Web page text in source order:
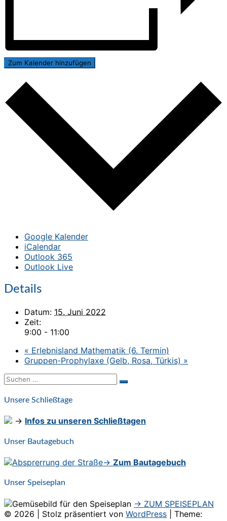
Zum Kalender hinzufügen
Google Kalender
iCalendar
Outlook 365
Outlook Live
Details
Datum: 15. Juni 2022
Zeit:
9:00 - 11:00
« Erlebnisland Mathematik (6. Termin)
Gruppen-Prophylaxe (Gelb, Rosa, Türkis) »
Suchen
nach:
Suchen
Unsere Schließtage
→ Infos zu unseren Schließtagen
Unser Bautagebuch
→ Zum Bautagebuch
Unser Speiseplan
→ ZUM SPEISEPLAN
© 2026
Stolz präsentiert von WordPress
Theme: